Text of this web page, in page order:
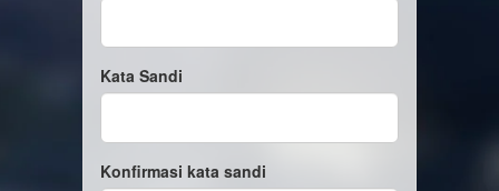
Kata Sandi
Konfirmasi kata sandi